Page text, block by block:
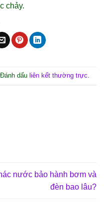
chảy.
dấu liên kết thường trực
nước bảo hành bơm và
đèn bao lâu?